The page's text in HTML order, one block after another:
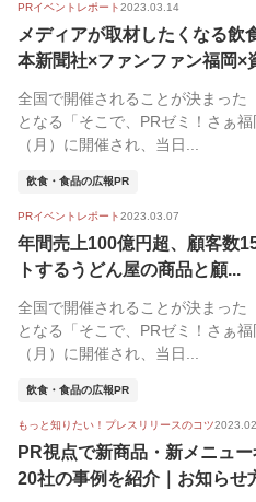
PRイベントレポート2023.03.14
メディアが取材したくなる飲
本新聞社×ファンファン福岡×
全国で開催されることが決まった
となる「そこで、PRゼミ！さぁ
（月）に開催され、当日...
飲食・食品の広報PR
PRイベントレポート2023.03.07
年間売上100億円超、顧客数
トするうどん屋の商品と顧...
全国で開催されることが決まった
となる「そこで、PRゼミ！さぁ
（月）に開催され、当日...
飲食・食品の広報PR
もっと知りたい！プレスリリースのコツ
PR視点で新商品・新メニュ
20社の事例を紹介｜お知らせ